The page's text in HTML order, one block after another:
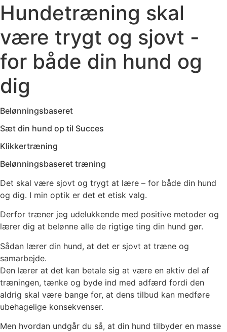
Hundetræning skal
være trygt og sjovt -
for både din hund og
dig
Belønningsbaseret
Sæt din hund op til Succes
Klikkertræning
Belønningsbaseret træning
Det skal være sjovt og trygt at lære – for både din hund
og dig. I min optik er det et etisk valg.
Derfor træner jeg udelukkende med positive metoder og
lærer dig at belønne alle de rigtige ting din hund gør.
Sådan lærer din hund, at det er sjovt at træne og
samarbejde.
Den lærer at det kan betale sig at være en aktiv del af
træningen, tænke og byde ind med adfærd fordi den
aldrig skal være bange for, at dens tilbud kan medføre
ubehagelige konsekvenser.
Men hvordan undgår du så, at din hund tilbyder en masse